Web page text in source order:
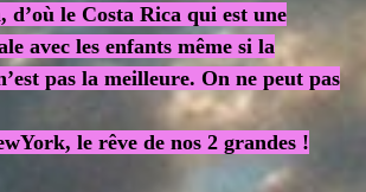
d’où le Costa Rica qui est une
avec les enfants même si la
pas la meilleure. On ne peut pas
le rêve de nos 2 grandes !